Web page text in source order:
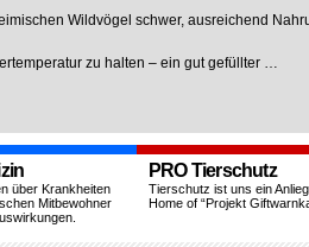
Wildvögel schwer, ausreichend
zu halten – ein gut gefüllter …
über Krankheiten
Mitbewohner
PRO Tierschutz
Tierschutz ist uns ein
Home of “Projekt